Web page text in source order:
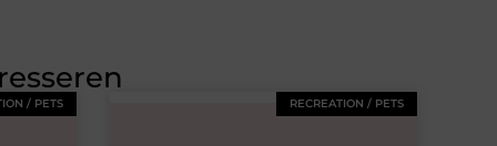
/ PETS RECREATION / PETS